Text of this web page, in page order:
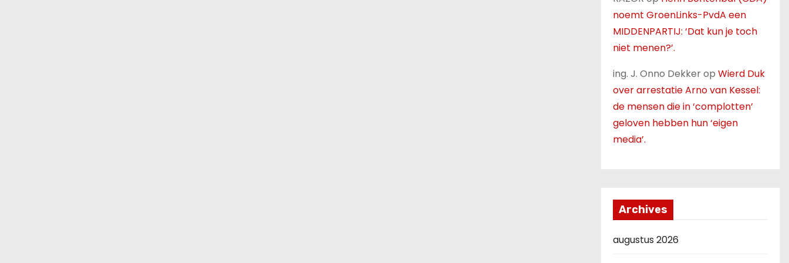
noemt GroenLinks-PvdA een
MIDDENPARTIJ: ‘Dat kun je toch
niet menen?’.
ing. J. Onno Dekkerop Wierd Duk
over arrestatie Arno van Kessel:
de mensen die in ‘complotten’
geloven hebben hun ‘eigen
media’.
Archives
augustus 2026